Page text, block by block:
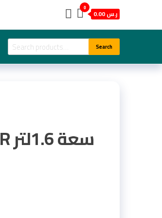
0
ر.س 0.00
Search
for:
Search